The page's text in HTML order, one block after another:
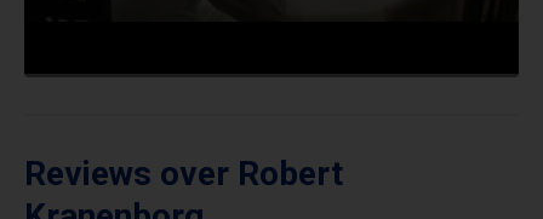
Reviews over Robert